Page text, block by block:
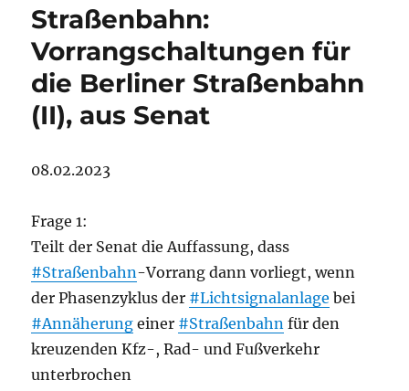
Straßenbahn:
Vorrangschaltungen für
die Berliner Straßenbahn
(II), aus Senat
08.02.2023
Frage 1:
Teilt der Senat die Auffassung, dass
#Straßenbahn-Vorrang dann vorliegt, wenn
der Phasenzyklus der #Lichtsignalanlage bei
#Annäherung einer #Straßenbahn für den
kreuzenden Kfz-, Rad- und Fußverkehr
unterbrochen